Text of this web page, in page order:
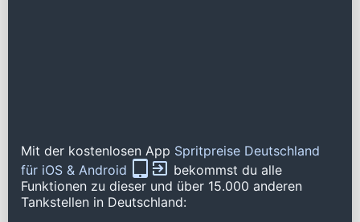
Mit der kostenlosen App Spritpreise Deutschland
für iOS & Android
bekommst du alle
Funktionen zu dieser und über 15.000 anderen
Tankstellen in Deutschland: